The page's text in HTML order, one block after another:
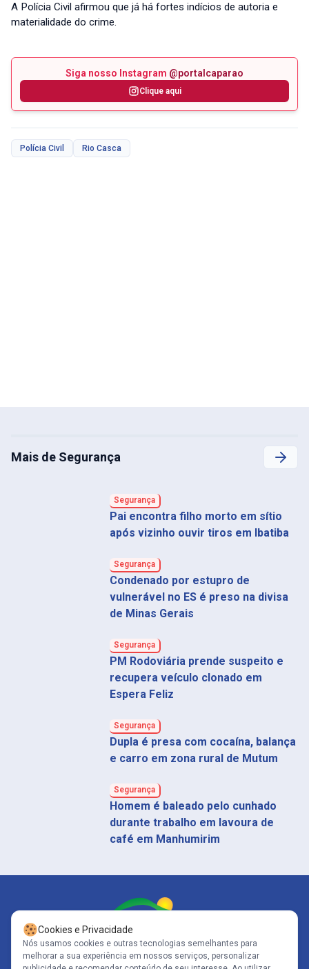
A Polícia Civil afirmou que já há fortes indícios de autoria e
materialidade do crime.
Siga nosso Instagram @portalcaparao
Clique aqui
Polícia Civil Rio Casca
Mais de Segurança
Segurança
Pai encontra filho morto em sítio
após vizinho ouvir tiros em Ibatiba
Segurança
Condenado por estupro de
vulnerável no ES é preso na divisa
de Minas Gerais
Segurança
PM Rodoviária prende suspeito e
recupera veículo clonado em
Espera Feliz
Segurança
Dupla é presa com cocaína, balança
e carro em zona rural de Mutum
Segurança
Homem é baleado pelo cunhado
durante trabalho em lavoura de
café em Manhumirim
Siga-nos
Cookies e Privacidade
Nós usamos cookies e outras tecnologias semelhantes para
melhorar a sua experiência em nossos serviços, personalizar